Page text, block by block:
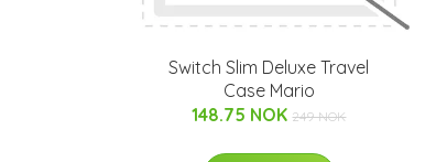
Switch Slim Deluxe Travel
Case Mario
148.75 NOK249 NOK